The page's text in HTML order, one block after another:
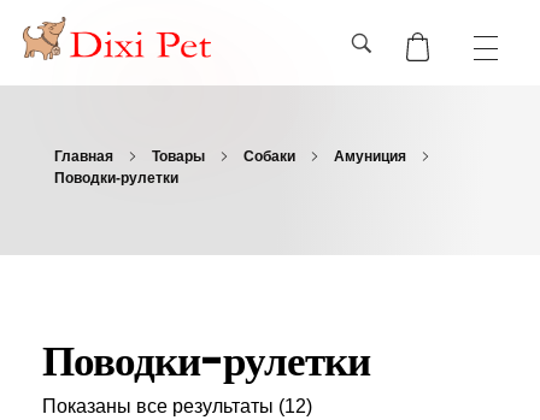
Главная Товары Собаки
Амуниция
Поводки-рулетки
Поводки-рулетки
Показаны все результаты (12)